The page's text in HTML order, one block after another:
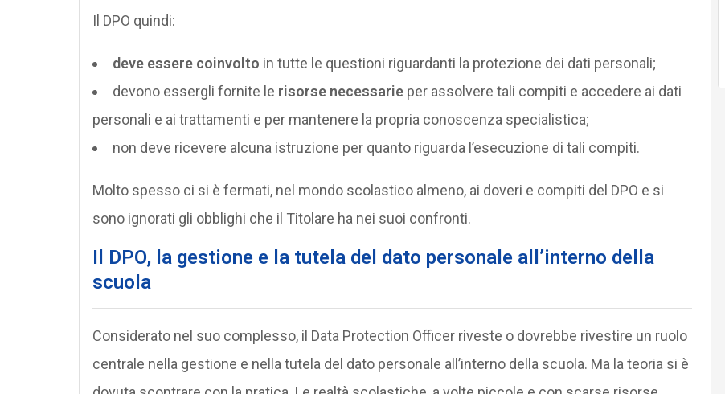
Il DPO quindi:
deve essere coinvolto in tutte le questioni riguardanti la protezione dei dati personali;
devono essergli fornite le risorse necessarieper assolvere tali compiti e accedere ai dati
personali e ai trattamenti e per mantenere la propria conoscenza specialistica;
non deve ricevere alcuna istruzione per quanto riguarda l’esecuzione di tali compiti.
Molto spesso ci si è fermati, nel mondo scolastico almeno, ai doveri e compiti del DPO e si
sono ignorati gli obblighi che il Titolare ha nei suoi confronti.
Il DPO, la gestione e la tutela del dato personale all’interno della
scuola
Considerato nel suo complesso, il Data Protection Officer riveste o dovrebbe rivestire un ruolo
centrale nella gestione e nella tutela del dato personale all’interno della scuola. Ma la teoria si è